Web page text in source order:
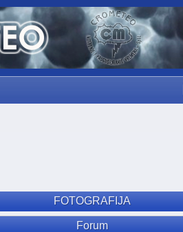
FOTOGRAFIJA
Forum